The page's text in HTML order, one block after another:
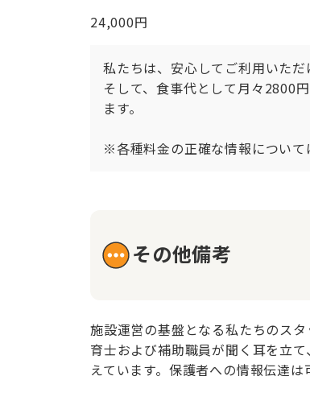
24,000円
私たちは、安心してご利用いた
そして、食事代として月々2800
ます。
※各種料金の正確な情報につい
その他備考
施設運営の基盤となる私たちのス
育士および補助職員が聞く耳を立
えています。保護者への情報伝達